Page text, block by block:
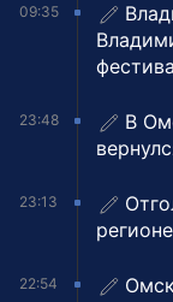
09:35
23:48
В
23:13
22:54